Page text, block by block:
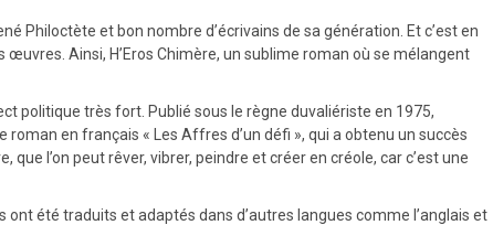
Philoctète et bon nombre d’écrivains de sa génération. Et c’est en
Ainsi, H’Eros Chimère, un sublime roman où se mélangent
politique très fort. Publié sous le règne duvaliériste en 1975,
en français « Les Affres d’un défi », qui a obtenu un succès
l’on peut rêver, vibrer, peindre et créer en créole, car c’est une
été traduits et adaptés dans d’autres langues comme l’anglais et